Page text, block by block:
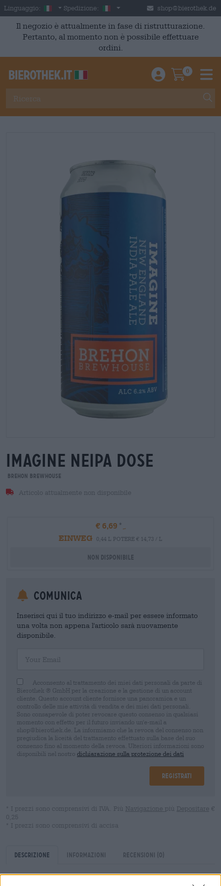
Skip to main content
Linguaggio: Italian
Spedizione: Italia shop@bierothek.de
Il negozio è attualmente in fase di ristrutturazione.
Pertanto, al momento non è possibile effettuare
ordini.
Einloggen /
0
imagine neipa dose
Brehon Brewhouse
Articolo attualmente non disponibile
€ 6,69
EINWEG
0,44 L POTERE € 14,73 / L
Non disponibile
Comunica
Inserisci qui il tuo indirizzo e-mail per essere informato
una volta non appena l'articolo sarà nuovamente
disponibile.
Acconsento al trattamento dei miei dati personali da parte di
Bierothek ® GmbH per la creazione e la gestione di un account
cliente. Questo account cliente fornisce una panoramica e un
controllo delle mie attività di vendita e dei miei dati personali.
Sono consapevole di poter revocare questo consenso in qualsiasi
momento con effetto per il futuro inviando un'e-mail a
shop@bierothek.de. La informiamo che la revoca del consenso non
pregiudica la liceità del trattamento effettuato sulla base del suo
consenso fino al momento della revoca. Ulteriori informazioni sono
disponibili nel nostro dichiarazione sulla protezione dei dati
Registrati
* I prezzi sono comprensivi di IVA. Più Navigazione più Depositare €
0,25
* I prezzi sono comprensivi di accisa
Descrizione Informazioni Recensioni (0)